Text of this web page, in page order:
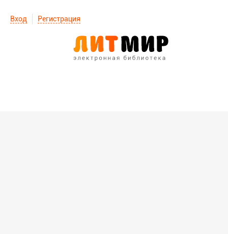
Вход Регистрация